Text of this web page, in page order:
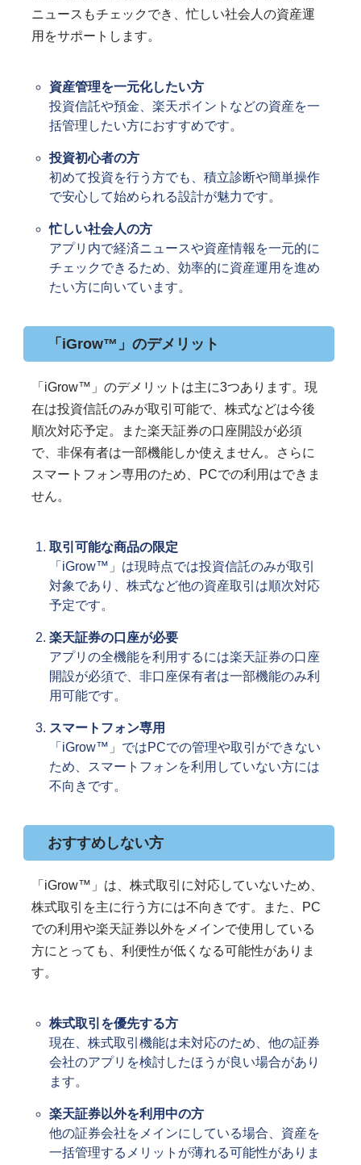
ニュースもチェックでき、忙しい社会人の資産運
用をサポートします。
資産管理を一元化したい方
投資信託や預金、楽天ポイントなどの資産を一
括管理したい方におすすめです。
投資初心者の方
初めて投資を行う方でも、積立診断や簡単操作
で安心して始められる設計が魅力です。
忙しい社会人の方
アプリ内で経済ニュースや資産情報を一元的に
チェックできるため、効率的に資産運用を進め
たい方に向いています。
「iGrow™」のデメリット
「iGrow™」のデメリットは主に3つあります。現
在は投資信託のみが取引可能で、株式などは今後
順次対応予定。また楽天証券の口座開設が必須
で、非保有者は一部機能しか使えません。さらに
スマートフォン専用のため、PCでの利用はできま
せん。
取引可能な商品の限定
「iGrow™」は現時点では投資信託のみが取引
対象であり、株式など他の資産取引は順次対応
予定です。
楽天証券の口座が必要
アプリの全機能を利用するには楽天証券の口座
開設が必須で、非口座保有者は一部機能のみ利
用可能です。
スマートフォン専用
「iGrow™」ではPCでの管理や取引ができない
ため、スマートフォンを利用していない方には
不向きです。
おすすめしない方
「iGrow™」は、株式取引に対応していないため、
株式取引を主に行う方には不向きです。また、PC
での利用や楽天証券以外をメインで使用している
方にとっても、利便性が低くなる可能性がありま
す。
株式取引を優先する方
現在、株式取引機能は未対応のため、他の証券
会社のアプリを検討したほうが良い場合があり
ます。
楽天証券以外を利用中の方
他の証券会社をメインにしている場合、資産を
一括管理するメリットが薄れる可能性がありま